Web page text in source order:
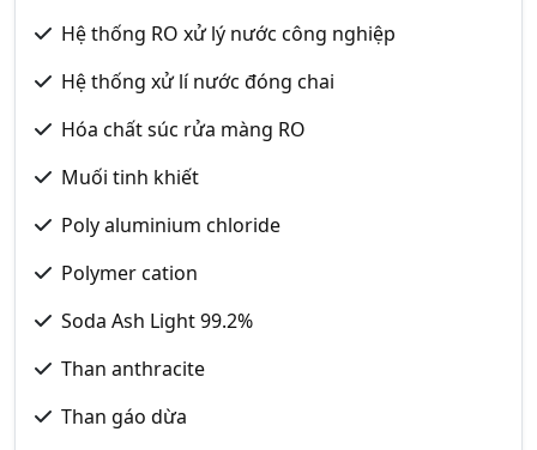
Hệ thống RO xử lý nước công nghiệp
Hệ thống xử lí nước đóng chai
Hóa chất súc rửa màng RO
Muối tinh khiết
Poly aluminium chloride
Polymer cation
Soda Ash Light 99.2%
Than anthracite
Than gáo dừa